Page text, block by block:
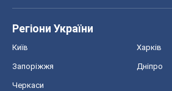
Регіони України
Київ Харків
Запоріжжя Дніпро
Черкаси